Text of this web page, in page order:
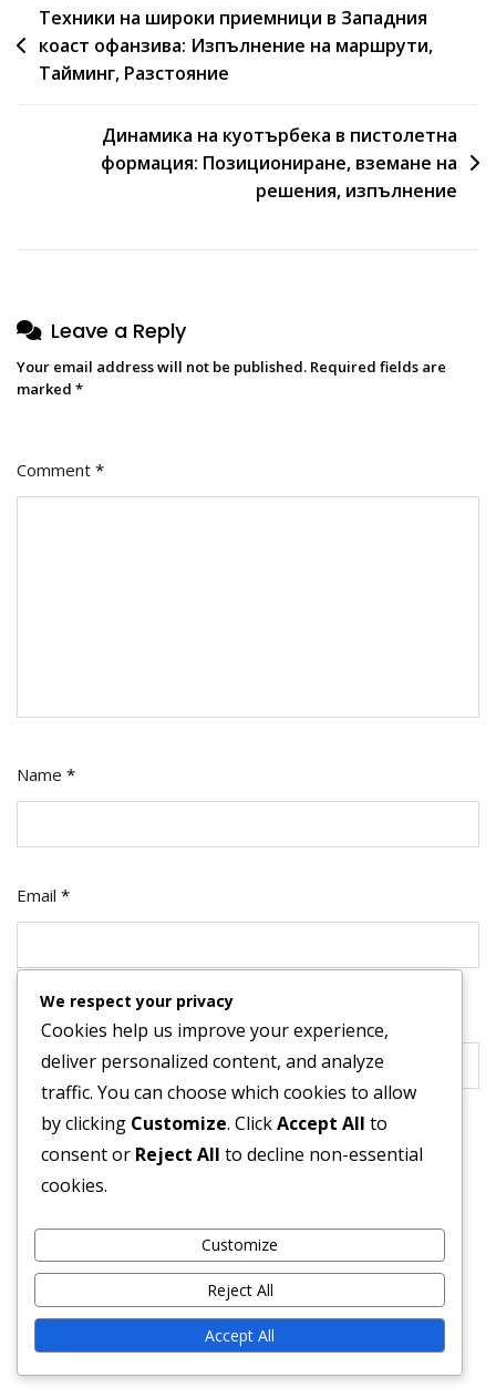
Post
navigation
Техники на широки приемници в Западния
коаст офанзива: Изпълнение на маршрути,
Тайминг, Разстояние
Динамика на куотърбека в пистолетна
формация: Позициониране, вземане на
решения, изпълнение
Leave a Reply
Your email address will not be published. Required fields are
marked *
Comment *
Name *
Email *
Save my name, email, and website in this browser for
the next time I comment.
We respect your privacy
Cookies help us improve your experience,
deliver personalized content, and analyze
traffic. You can choose which cookies to allow
by clicking Customize. ClickAccept All to
consent or Reject All to decline non-essential
cookies.
Customize
Reject All
Accept All